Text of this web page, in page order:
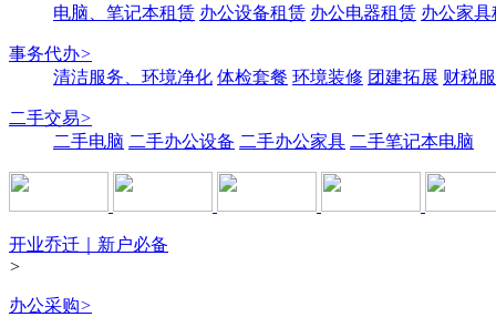
电脑、笔记本租赁 办公设备租赁 办公电器租赁 办公家具
事务代办>
清洁服务、环境净化 体检套餐 环境装修 团建拓展 财税
二手交易>
二手电脑 二手办公设备 二手办公家具 二手笔记本电脑
开业乔迁｜新户必备
>
办公采购>